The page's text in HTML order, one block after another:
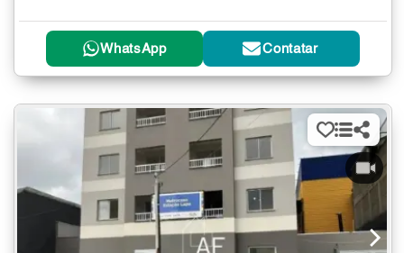
WhatsApp Contatar